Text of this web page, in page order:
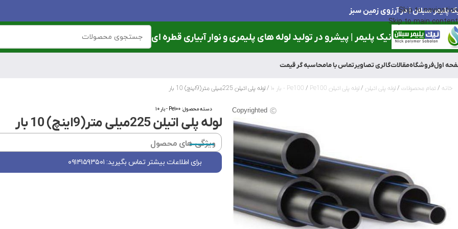
Skip to navigation
Skip to main content
پلیمر سبلان | در آرزوی زمین سبز
نیک پلیمر | پیشرو در تولید لوله های پلیمری و نوار آبیاری قطره ای
اولفروشگاهمقالاتگالری تصاویرتماس با مامحاسبه گر قیمت
خانه تمام محصولات لوله پلی اتیلن لوله پلی اتیلن Pe100 Pe100 - بار ۱۰ لوله پلی اتیلن 225میلی متر(9اینچ) 10 بار
Copyrighted دسته محصول: Pe100 - بار ۱۰
لوله پلی اتیلن 225میلی متر(9اینچ) 10 بار
ویژگی های محصول
برای اطلاعات بیشتر تماس بگیرید: ۰۹۱۴۱۵۹۳۵۰۱